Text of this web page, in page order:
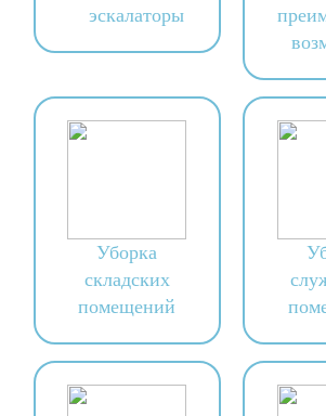
эскалаторы
Уборка
складских
помещений